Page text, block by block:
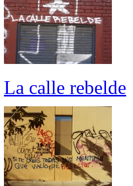
La calle rebelde